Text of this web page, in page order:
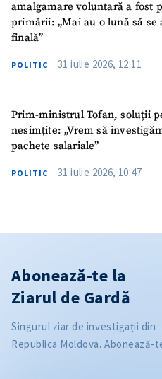
amalgamare voluntară a fost
primării: „Mai au o lună să se
finală”
POLITIC 31 iulie 2026, 12:11
Prim-ministrul Tofan, soluții
nesimțite: „Vrem să
pachete salariale”
POLITIC 31 iulie 2026, 10:47
Abonează-te la
Ziarul de Gardă
Singurul ziar de investigații din
Republica Moldova. Abonează-